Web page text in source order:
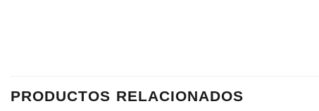
PRODUCTOS RELACIONADOS